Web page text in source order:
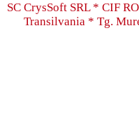
SC CrysSoft SRL * CIF
Transilvania * Tg.